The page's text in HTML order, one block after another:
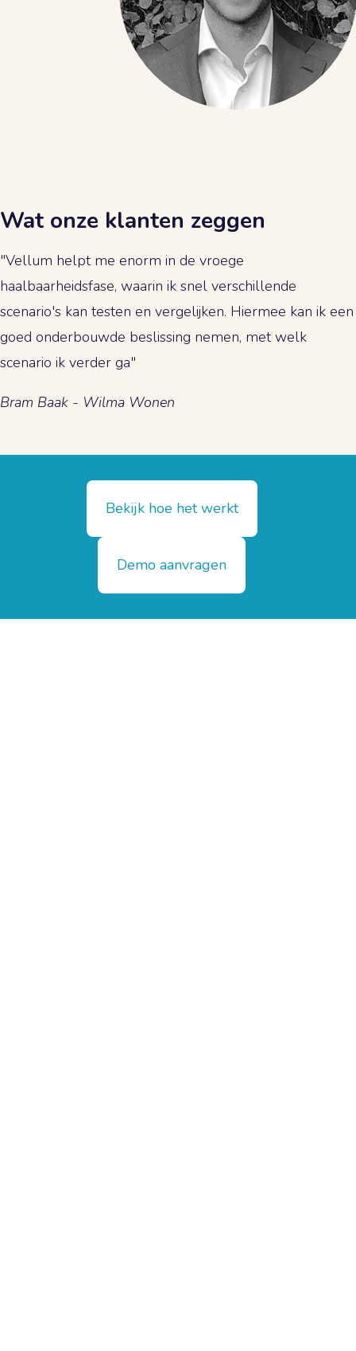
Wat onze klanten zeggen
"Vellum helpt me enorm in de vroege
haalbaarheidsfase, waarin ik snel verschillende
scenario's kan testen en vergelijken. Hiermee kan ik een
goed onderbouwde beslissing nemen, met welk
scenario ik verder ga"
Bram Baak - Wilma Wonen
Bekijk hoe het werkt
Demo aanvragen